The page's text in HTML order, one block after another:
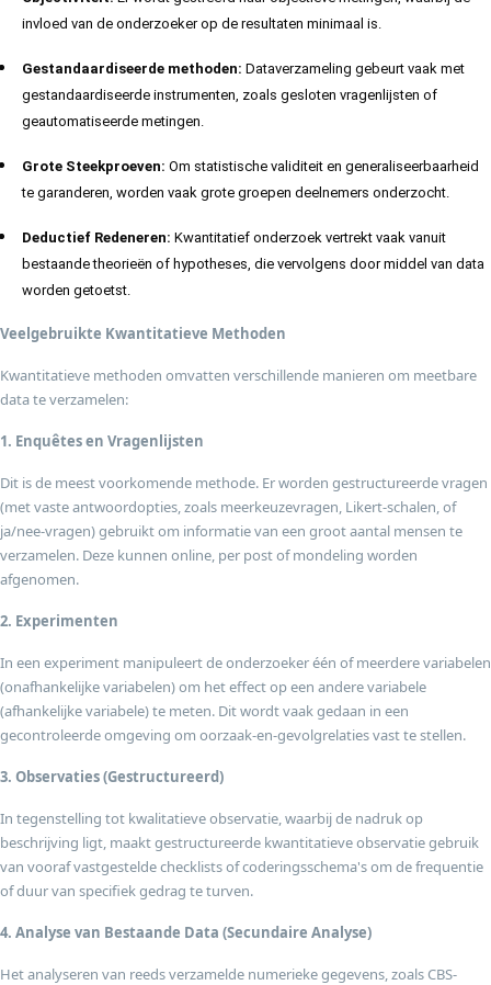
invloed van de onderzoeker op de resultaten minimaal is.
Gestandaardiseerde methoden: Dataverzameling gebeurt vaak met
gestandaardiseerde instrumenten, zoals gesloten vragenlijsten of
geautomatiseerde metingen.
Grote Steekproeven: Om statistische validiteit en generaliseerbaarheid
te garanderen, worden vaak grote groepen deelnemers onderzocht.
Deductief Redeneren: Kwantitatief onderzoek vertrekt vaak vanuit
bestaande theorieën of hypotheses, die vervolgens door middel van data
worden getoetst.
Veelgebruikte Kwantitatieve Methoden
Kwantitatieve methoden omvatten verschillende manieren om meetbare
data te verzamelen:
1. Enquêtes en Vragenlijsten
Dit is de meest voorkomende methode. Er worden gestructureerde vragen
(met vaste antwoordopties, zoals meerkeuzevragen, Likert-schalen, of
ja/nee-vragen) gebruikt om informatie van een groot aantal mensen te
verzamelen. Deze kunnen online, per post of mondeling worden
afgenomen.
2. Experimenten
In een experiment manipuleert de onderzoeker één of meerdere variabelen
(onafhankelijke variabelen) om het effect op een andere variabele
(afhankelijke variabele) te meten. Dit wordt vaak gedaan in een
gecontroleerde omgeving om oorzaak-en-gevolgrelaties vast te stellen.
3. Observaties (Gestructureerd)
In tegenstelling tot kwalitatieve observatie, waarbij de nadruk op
beschrijving ligt, maakt gestructureerde kwantitatieve observatie gebruik
van vooraf vastgestelde checklists of coderingsschema's om de frequentie
of duur van specifiek gedrag te turven.
4. Analyse van Bestaande Data (Secundaire Analyse)
Het analyseren van reeds verzamelde numerieke gegevens, zoals CBS-